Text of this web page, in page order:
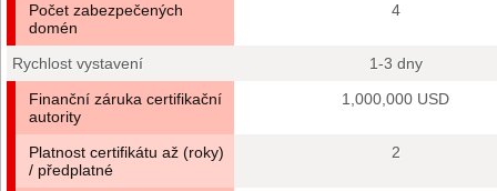
Počet zabezpečených
domén
4
Rychlost vystavení
1-3 dny
Finanční záruka certifikační
autority
1,000,000 USD
Platnost certifikátu až (roky)
/ předplatné
2